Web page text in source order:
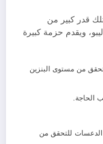
قدر كبير من
ويقدم حزمة كبيرة
من مستوى البنزين
الحاجة.
الدعسات للتحقق من